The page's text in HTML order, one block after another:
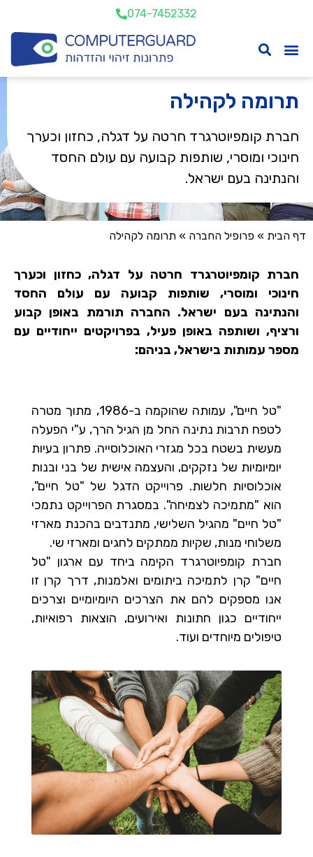
074-7452332
תרומה לקהילה
חברת קומפיוטרגרד חרטה על דגלה, כחזון וכערך
חינוכי ומוסרי, שותפות קבועה עם עולם החסד
והנתינה בעם ישראל.
דף הבית » פרופיל החברה » תרומה לקהילה
חברת קומפיוטרגרד חרטה על דגלה, כחזון וכערך
חינוכי ומוסרי, שותפות קבועה עם עולם החסד
והנתינה בעם ישראל. החברה תורמת באופן קבוע
ורציף, ושותפה באופן פעיל, בפרויקטים ייחודיים עם
מספר עמותות בישראל, בניהם:
"טל חיים", עמותה שהוקמה ב-1986, מתוך מטרה
לטפח תרבות נתינה החל מן הגיל הרך, ע"י הפעלה
מעשית בשטח בכל מגזרי האוכלוסייה. פתרון בעיות
יומיומיות של נזקקים, והעצמה אישית של בני ובנות
אוכלוסיות חלשות. פרוייקט הדגל של "טל חיים",
הוא "מתמיכה לצמיחה". במסגרת הפרוייקט נתמכי
"טל חיים" מהגיל השלישי, מתנדבים בהכנת מארזי
משלוחי מנות, שקיות ממתקים לחגים ומארזי שי.
חברת קומפיוטרגרד הקימה ביחד עם ארגון "טל
חיים" קרן לתמיכה ביתומים ואלמנות, דרך קרן זו
אנו מספקים להם את הצרכים היומיומיים וצרכים
ייחודיים כגון חתונות ואירועים, הוצאות רפואיות,
טיפולים מיוחדים ועוד.